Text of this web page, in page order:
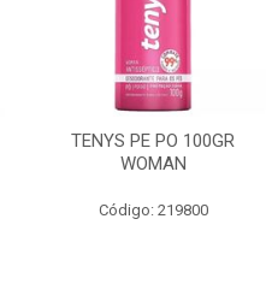
TENYS PE PO 100GR
WOMAN
Código: 219800